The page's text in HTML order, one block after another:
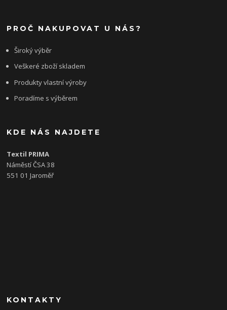
PROČ NAKUPOVAT U NÁS?
Široký výběr
Veškeré zboží skladem
Produkty vlastní výroby
Poradíme s výběrem
KDE NÁS NAJDETE
Textil PRIMA
Náměstí ČSA 38
551 01 Jaroměř
KONTAKTY